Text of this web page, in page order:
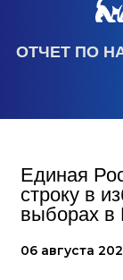
ОТЧЕТ ПО
Единая
строку в
выборах в
06 августа